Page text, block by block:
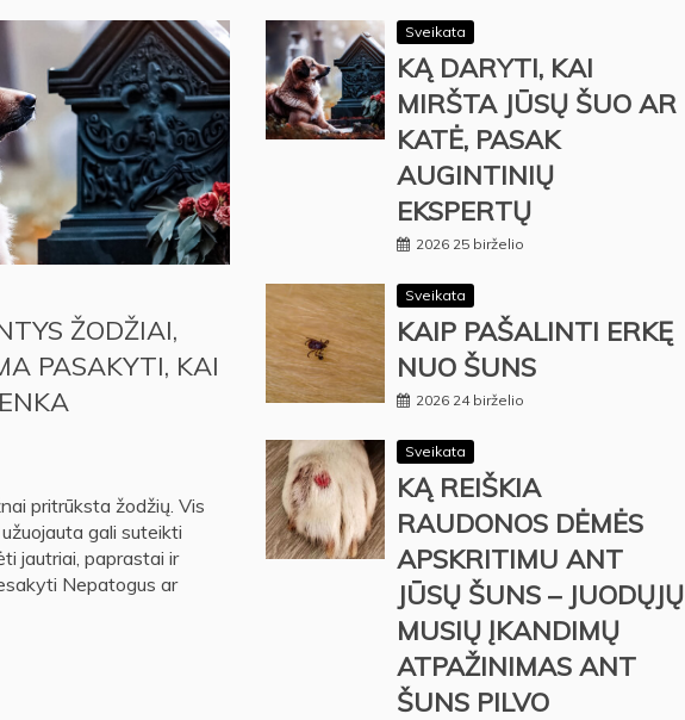
ŽODŽIAI,
PASAKYTI, KAI
pritrūksta žodžių. Vis
gali suteikti
jautriai, paprastai ir
Nepatogus ar
Sveikata
KĄ DARYTI, KAI
MIRŠTA JŪSŲ ŠUO AR
KATĖ, PASAK
AUGINTINIŲ
EKSPERTŲ
2026 25 birželio
Sveikata
KAIP PAŠALINTI ERKĘ
NUO ŠUNS
2026 24 birželio
Sveikata
KĄ REIŠKIA
RAUDONOS DĖMĖS
APSKRITIMU ANT
JŪSŲ ŠUNS – JUODŲJŲ
MUSIŲ ĮKANDIMŲ
ATPAŽINIMAS ANT
ŠUNS PILVO